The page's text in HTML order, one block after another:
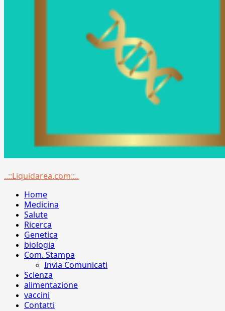
Menu
..::Liquidarea.com::..
Home
Medicina
Salute
Ricerca
Genetica
biologia
Com. Stampa
Invia Comunicati
Scienza
alimentazione
vaccini
Contatti